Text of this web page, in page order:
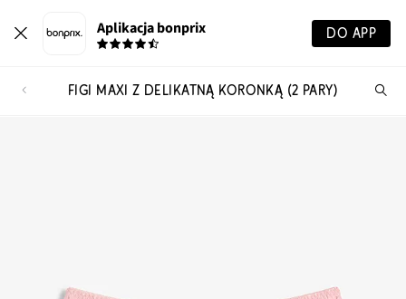
Aplikacja bonprix DO APP
FIGI MAXI Z DELIKATNĄ KORONKĄ (2 PARY)